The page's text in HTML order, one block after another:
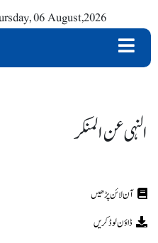
06 August,2026
النہی عن المنکر
ڈاؤن لوڈ کریں